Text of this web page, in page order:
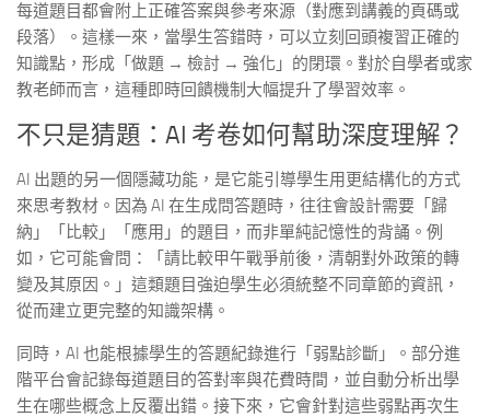
每道題目都會附上正確答案與參考來源（對應到講義的頁碼或
段落）。這樣一來，當學生答錯時，可以立刻回頭複習正確的
知識點，形成「做題 → 檢討 → 強化」的閉環。對於自學者或家
教老師而言，這種即時回饋機制大幅提升了學習效率。
不只是猜題：AI 考卷如何幫助深度理解？
AI 出題的另一個隱藏功能，是它能引導學生用更結構化的方式
來思考教材。因為 AI 在生成問答題時，往往會設計需要「歸
納」「比較」「應用」的題目，而非單純記憶性的背誦。例
如，它可能會問：「請比較甲午戰爭前後，清朝對外政策的轉
變及其原因。」這類題目強迫學生必須統整不同章節的資訊，
從而建立更完整的知識架構。
同時，AI 也能根據學生的答題紀錄進行「弱點診斷」。部分進
階平台會記錄每道題目的答對率與花費時間，並自動分析出學
生在哪些概念上反覆出錯。接下來，它會針對這些弱點再次生